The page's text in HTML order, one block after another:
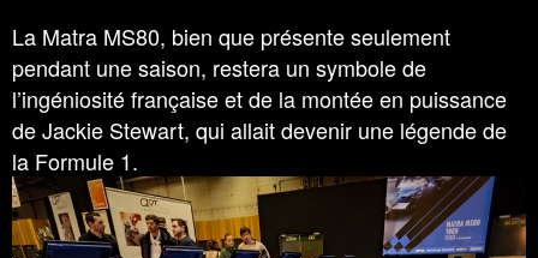
La Matra MS80, bien que présente seulement
pendant une saison, restera un symbole de
l’ingéniosité française et de la montée en puissance
de Jackie Stewart, qui allait devenir une légende de
la Formule 1.